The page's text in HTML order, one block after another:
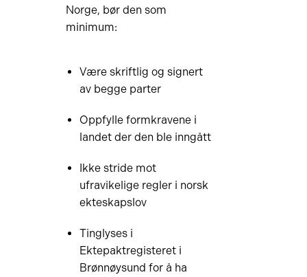
Norge, bør den som
minimum:
Være skriftlig og signert
av begge parter
Oppfylle formkravene i
landet der den ble inngått
Ikke stride mot
ufravikelige regler i norsk
ekteskapslov
Tinglyses i
Ektepaktregisteret i
Brønnøysund for å ha